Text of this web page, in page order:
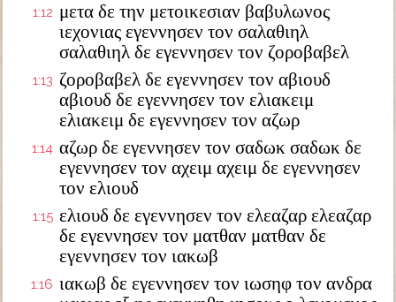
1:12 μετα δε την μετοικεσιαν βαβυλωνος
ιεχονιας εγεννησεν τον σαλαθιηλ
σαλαθιηλ δε εγεννησεν τον ζοροβαβελ
1:13 ζοροβαβελ δε εγεννησεν τον αβιουδ
αβιουδ δε εγεννησεν τον ελιακειμ
ελιακειμ δε εγεννησεν τον αζωρ
1:14 αζωρ δε εγεννησεν τον σαδωκ σαδωκ δε
εγεννησεν τον αχειμ αχειμ δε εγεννησεν
τον ελιουδ
1:15 ελιουδ δε εγεννησεν τον ελεαζαρ ελεαζαρ
δε εγεννησεν τον ματθαν ματθαν δε
εγεννησεν τον ιακωβ
1:16 ιακωβ δε εγεννησεν τον ιωσηφ τον ανδρα